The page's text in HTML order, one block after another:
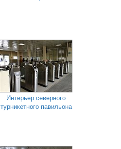
Интерьер северного
турникетного павильона